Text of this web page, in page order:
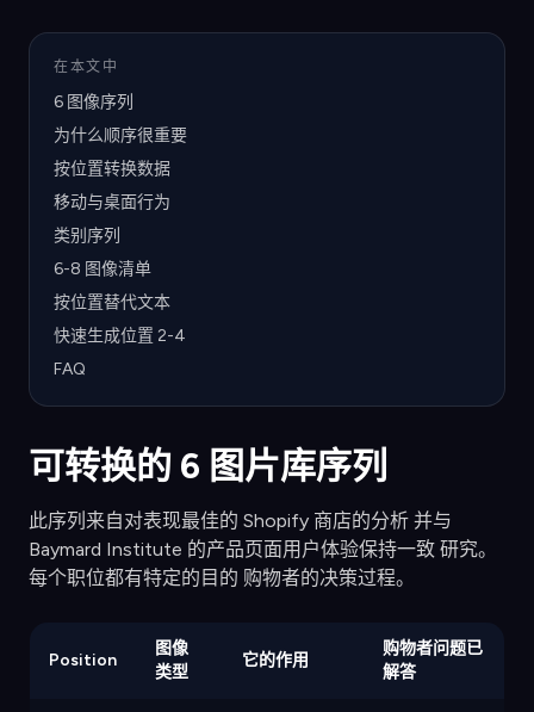
在本文中
6 图像序列
为什么顺序很重要
按位置转换数据
移动与桌面行为
类别序列
6-8 图像清单
按位置替代文本
快速生成位置 2-4
FAQ
可转换的 6 图片库序列
此序列来自对表现最佳的 Shopify 商店的分析 并与
Baymard Institute 的产品页面用户体验保持一致 研究。
每个职位都有特定的目的 购物者的决策过程。
Position
图像
类型
它的作用
购物者问题已
解答